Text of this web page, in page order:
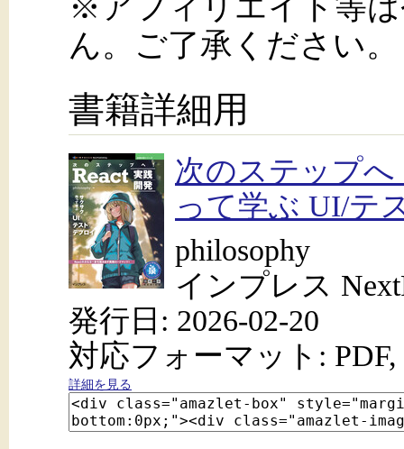
ん。ご了承ください。
書籍詳細用
次のステップ
って学ぶ UI/テ
philosophy
インプレス
発行日: 2026-02-20
対応フォーマット: PDF,
詳細を見る